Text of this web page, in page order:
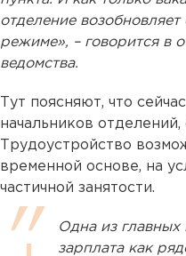
отделение
режиме», – говорится в
ведомства.
Тут поясняют, что
начальников
Трудоустройство
временной основе, на
частичной занятости.
Одна из главных
зарплата как